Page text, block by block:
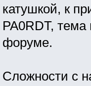
катушкой, к
PA0RDT, тема
форуме.
Сложности с